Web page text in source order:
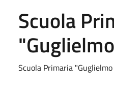
Scuola
Scuola Primaria